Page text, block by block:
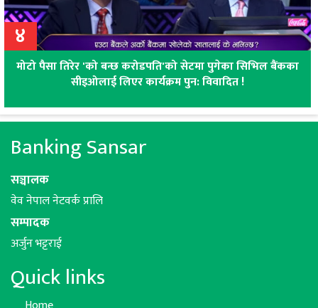
४
मोटो पैसा तिरेर 'को बन्छ करोडपति'को सेटमा पुगेका सिभिल बैंकका
सीइओलाई लिएर कार्यक्रम पुन: विवादित !
Banking Sansar
सञ्चालक
वेव नेपाल नेटवर्क प्रालि
सम्पादक
अर्जुन भट्टराई
Quick links